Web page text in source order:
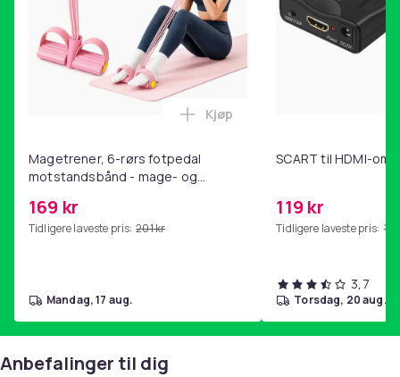
Magetrener, 6-rørs fotpedal
motstandsbånd - mage- og
hjemmegymnastikk Pink
169 kr
Tidligere laveste pris: 201 kr
Legg Magetrener, 6-rørs
Kjøp
mandag, 17 aug.
SCART til HDMI-
119 kr
Tidligere laveste pris:
3,7
torsdag, 20 aug.
Anbefalinger til dig